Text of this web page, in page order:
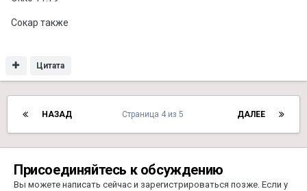
Сокар также
Цитата
НАЗАД ДАЛЕЕ
Страница 4 из 5
Присоединяйтесь к обсуждению
Вы можете написать сейчас и зарегистрироваться позже. Если у